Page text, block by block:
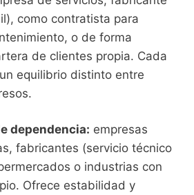
como contratista para
o de forma
de clientes propia. Cada
equilibrio distinto entre
dependencia: empresas
fabricantes (servicio técnico
o industrias con
Ofrece estabilidad y